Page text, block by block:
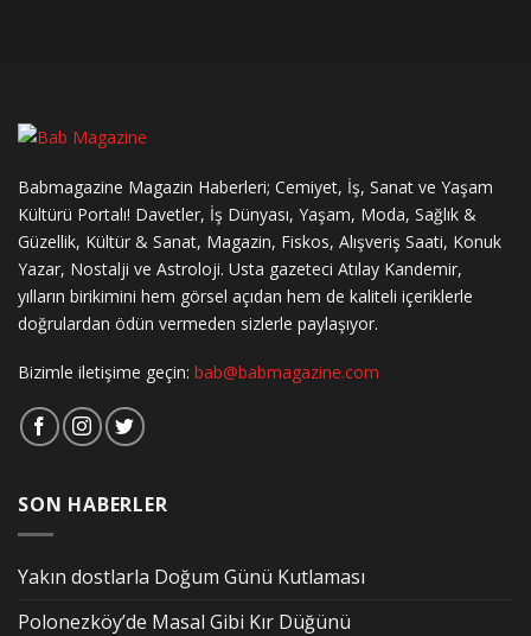
Babmagazine Magazin Haberleri; Cemiyet, İş, Sanat ve Yaşam
Kültürü Portalı! Davetler, İş Dünyası, Yaşam, Moda, Sağlık &
Güzellik, Kültür & Sanat, Magazin, Fiskos, Alışveriş Saati, Konuk
Yazar, Nostalji ve Astroloji. Usta gazeteci Atılay Kandemir,
yılların birikimini hem görsel açıdan hem de kaliteli içeriklerle
doğrulardan ödün vermeden sizlerle paylaşıyor.
Bizimle iletişime geçin: bab@babmagazine.com
SON HABERLER
Yakın dostlarla Doğum Günü Kutlaması
Polonezköy’de Masal Gibi Kır Düğünü